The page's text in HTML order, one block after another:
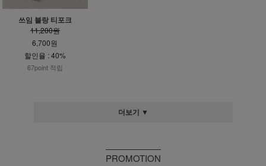
쓰임 블랑 티포크
11,200원
6,700원
할인율 : 40%
67point 적립
더보기 ▼
PROMOTION